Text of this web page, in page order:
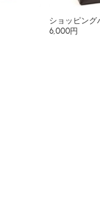
ショッピング
6,000円